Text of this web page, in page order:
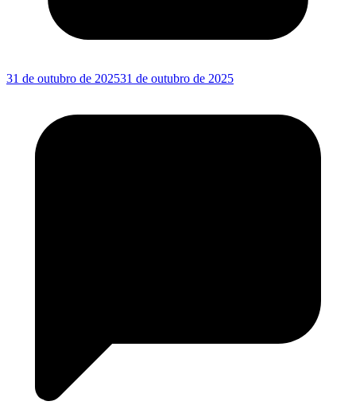
31 de outubro de 202531 de outubro de 2025